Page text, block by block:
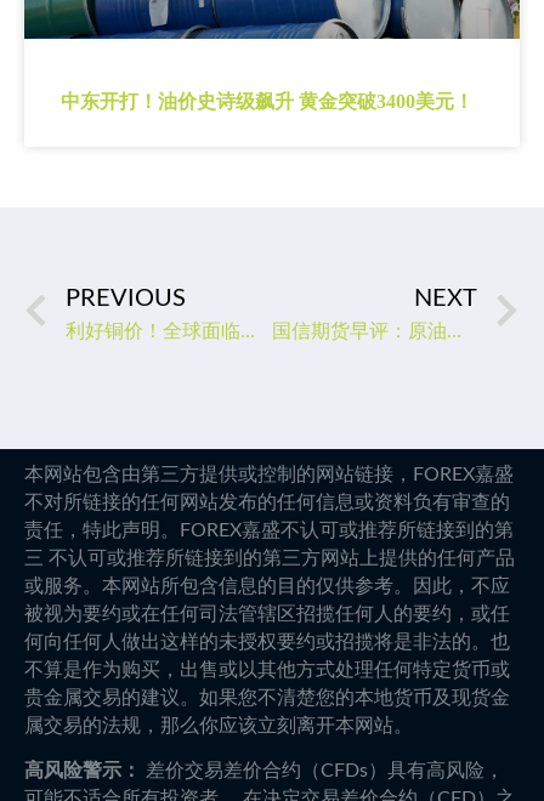
中东开打！油价史诗级飙升 黄金突破3400美元！
PREVIOUS
利好铜价！全球面临铜短缺，恐持续至2030年
NEXT
国信期货早评：原油反弹，燃油震荡，聚烯烃弱势回调
本网站包含由第三方提供或控制的网站链接，FOREX嘉盛
不对所链接的任何网站发布的任何信息或资料负有审查的
责任，特此声明。FOREX嘉盛不认可或推荐所链接到的第
三 不认可或推荐所链接到的第三方网站上提供的任何产品
或服务。本网站所包含信息的目的仅供参考。因此，不应
被视为要约或在任何司法管辖区招揽任何人的要约，或任
何向任何人做出这样的未授权要约或招揽将是非法的。也
不算是作为购买，出售或以其他方式处理任何特定货币或
贵金属交易的建议。如果您不清楚您的本地货币及现货金
属交易的法规，那么你应该立刻离开本网站。
高风险警示：
差价交易差价合约（CFDs）具有高风险，